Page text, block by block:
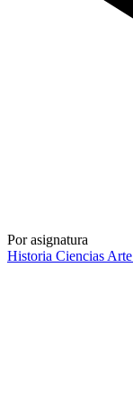
Por asignatura
Historia Ciencias Arte